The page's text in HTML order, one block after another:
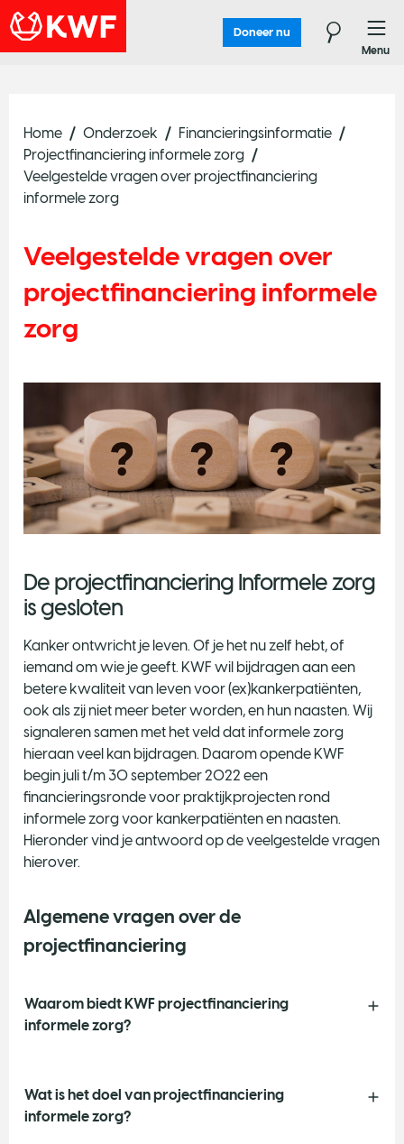
Doneer nu
Menu
Home Onderzoek
Financieringsinformatie
Projectfinanciering informele zorg
Veelgestelde vragen over projectfinanciering
informele zorg
Veelgestelde vragen over
projectfinanciering informele
zorg
De projectfinanciering Informele zorg
is gesloten
Kanker ontwricht je leven. Of je het nu zelf hebt, of
iemand om wie je geeft. KWF wil bijdragen aan een
betere kwaliteit van leven voor (ex)kankerpatiënten,
ook als zij niet meer beter worden, en hun naasten. Wij
signaleren samen met het veld dat informele zorg
hieraan veel kan bijdragen. Daarom opende KWF
begin juli t/m 30 september 2022 een
financieringsronde voor praktijkprojecten rond
informele zorg voor kankerpatiënten en naasten.
Hieronder vind je antwoord op de veelgestelde vragen
hierover.
Algemene vragen over de
projectfinanciering
Waarom biedt KWF projectfinanciering
informele zorg?
Wat is het doel van projectfinanciering
informele zorg?